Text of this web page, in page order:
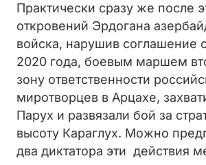
Практически сразу же после
откровений Эрдогана
войска, нарушив соглашение
2020 года, боевым маршем
зону ответственности
миротворцев в Арцахе,
Парух и развязали бой за
высоту Караглух. Можно
два диктатора эти действия